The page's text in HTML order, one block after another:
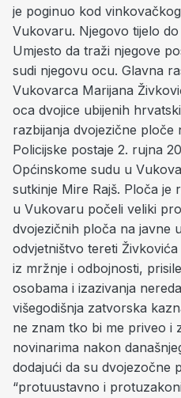
je poginuo kod
Vukovaru. Njegovo tijelo
Umjesto da traži njegove
sudi njegovu ocu. Glavna
Vukovarca Marijana
oca dvojice ubijenih
razbijanja dvojezične ploče
Policijske postaje 2. rujna
Općinskome sudu u
sutkinje Mire Rajš. Ploča je
u Vukovaru počeli veliki
dvojezičnih ploča na javne
odvjetništvo tereti
iz mržnje i odbojnosti,
osobama i izazivanja
višegodišnja zatvorska
ne znam tko bi me priveo i
novinarima nakon
dodajući da su dvojezočne
“protuustavno i